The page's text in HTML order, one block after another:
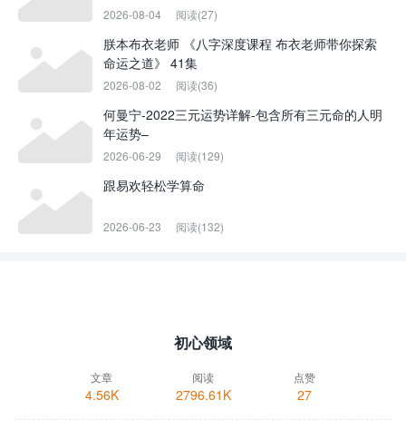
2026-08-04 阅读(27)
朕本布衣老师 《八字深度课程 布衣老师带你探索
命运之道》 41集
2026-08-02 阅读(36)
何曼宁-2022三元运势详解-包含所有三元命的人明
年运势–
2026-06-29 阅读(129)
跟易欢轻松学算命
2026-06-23 阅读(132)
初心领域
文章
4.56K
阅读
2796.61K
点赞
27